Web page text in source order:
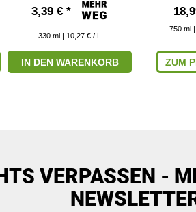
3,39 € *
330 ml | 10,27 € / L
IN DEN WARENKORB
750 ml
ZUM
VERPASSEN -